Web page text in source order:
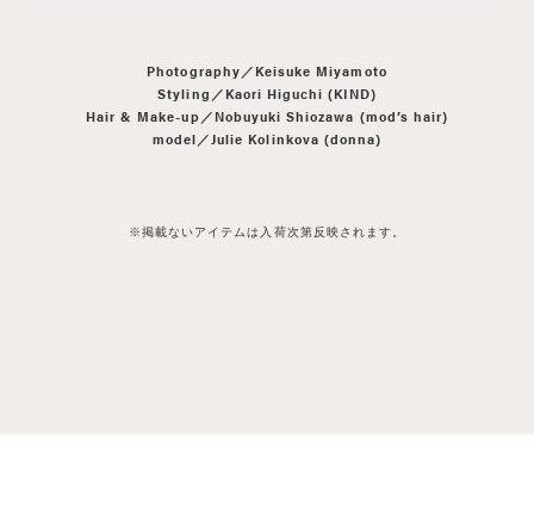
Photography／Keisuke Miyamoto
Styling／Kaori Higuchi (KIND)
Hair & Make-up／Nobuyuki Shiozawa (mod’s hair)
model／Julie Kolinkova (donna)
※掲載ないアイテムは入荷次第反映されます。